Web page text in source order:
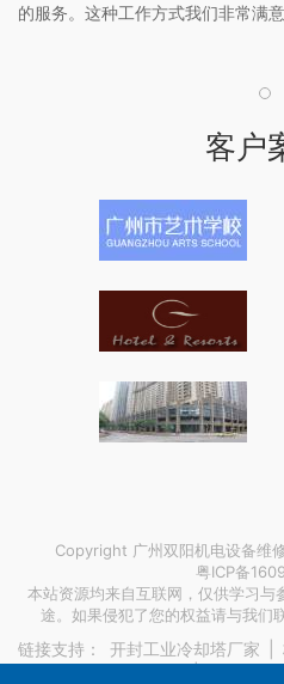
的服务。这种工作方式我们非常满意
客户
Copyright 广州双阳机电设备维
粤ICP备
本站资源均来自互联网，仅供学习与
途。如果侵犯了您的权益请与我们
链接支持： 开封工业冷却塔厂家